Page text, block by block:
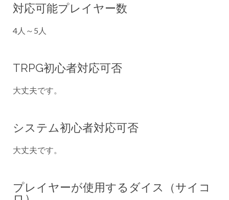
対応可能プレイヤー数
4人～5人
TRPG初心者対応可否
大丈夫です。
システム初心者対応可否
大丈夫です。
プレイヤーが使用するダイス（サイコ